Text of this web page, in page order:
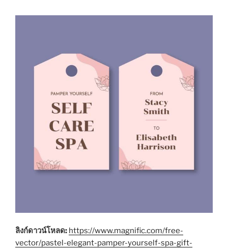
ลิงก์ดาวน์โหลด: https://www.magnific.com/free-
vector/pastel-elegant-pamper-yourself-spa-gift-